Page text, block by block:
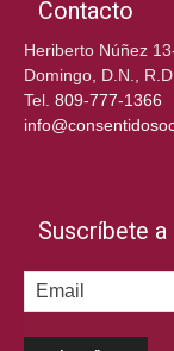
Contacto
Heriberto Núñez
Domingo, D.N.,
Tel. 809-777-1366
Suscríbete